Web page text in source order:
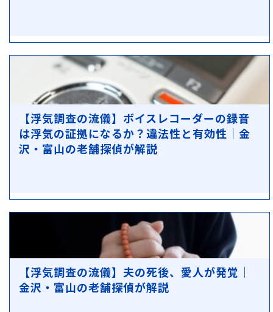
【浮気調査の流儀】ボイスレコーダーの録音
は浮気の証拠になるか？違法性と有効性｜金
沢・富山の老舗探偵が解説
【浮気調査の流儀】夫の死後、愛人が発覚｜
金沢・富山の老舗探偵が解説